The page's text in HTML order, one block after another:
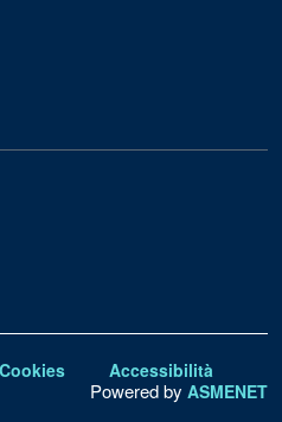
Cookies Accessibilità
Powered by ASMENET